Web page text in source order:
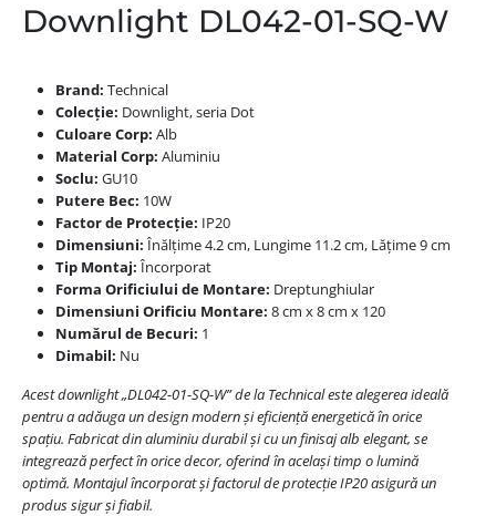
Downlight DL042-01-SQ-W
Brand: Technical
Colecție: Downlight, seria Dot
Culoare Corp: Alb
Material Corp: Aluminiu
Soclu: GU10
Putere Bec: 10W
Factor de Protecție: IP20
Dimensiuni: Înălțime 4.2 cm, Lungime 11.2 cm, Lățime 9 cm
Tip Montaj: Încorporat
Forma Orificiului de Montare: Dreptunghiular
Dimensiuni Orificiu Montare: 8 cm x 8 cm x 120
Numărul de Becuri: 1
Dimabil: Nu
Acest downlight „DL042-01-SQ-W” de la Technical este alegerea ideală
pentru a adăuga un design modern și eficiență energetică în orice
spațiu. Fabricat din aluminiu durabil și cu un finisaj alb elegant, se
integrează perfect în orice decor, oferind în același timp o lumină
optimă. Montajul încorporat și factorul de protecție IP20 asigură un
produs sigur și fiabil.